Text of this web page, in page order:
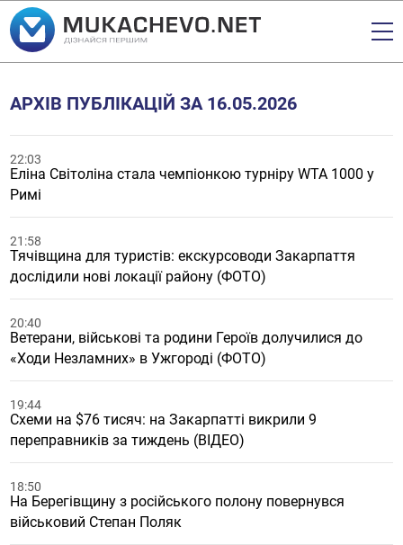
АРХІВ ПУБЛІКАЦІЙ ЗА 16.05.2026
22:03
Еліна Світоліна стала чемпіонкою турніру WTA 1000 у
Римі
21:58
Тячівщина для туристів: екскурсоводи Закарпаття
дослідили нові локації району (ФОТО)
20:40
Ветерани, військові та родини Героїв долучилися до
«Ходи Незламних» в Ужгороді (ФОТО)
19:44
Схеми на $76 тисяч: на Закарпатті викрили 9
переправників за тиждень (ВІДЕО)
18:50
На Берегівщину з російського полону повернувся
військовий Степан Поляк